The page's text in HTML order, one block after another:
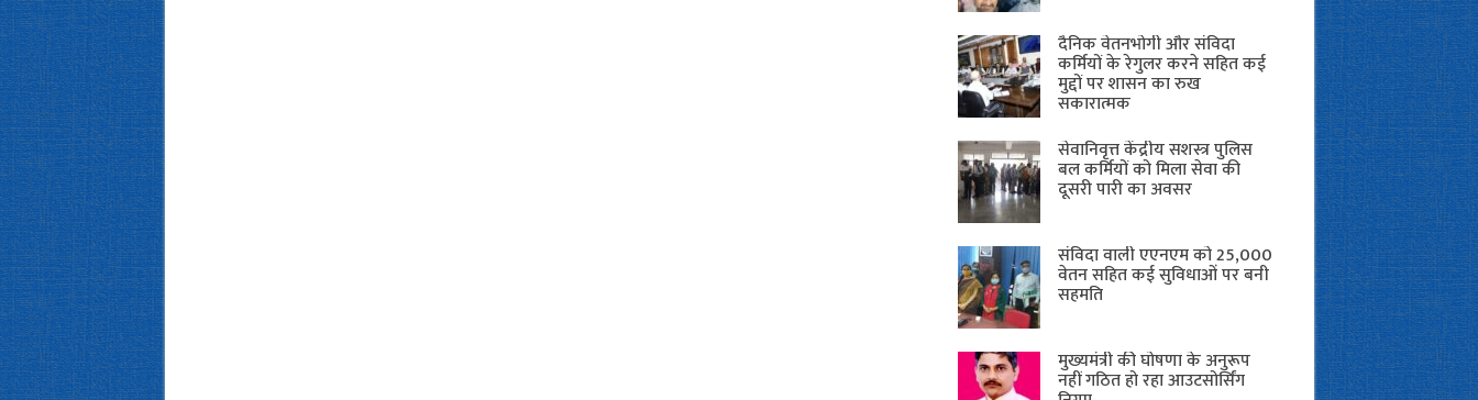
दैनिक वेतनभोगी और संविदा
कर्मियों के रेगुलर करने सहित कई
मुद्दों पर शासन का रुख
सकारात्मक
सेवानिवृत्त केंद्रीय सशस्त्र पुलिस
बल ​कर्मियों को मिला सेवा की
दूसरी पारी का अवसर
संविदा वाली एएनएम को 25,000
वेतन सहित कई सुविधाओं पर बनी
सहमति
मुख्यमंत्री की घोषणा के अनुरूप
नहीं गठित हो रहा आउटसोर्सिंग